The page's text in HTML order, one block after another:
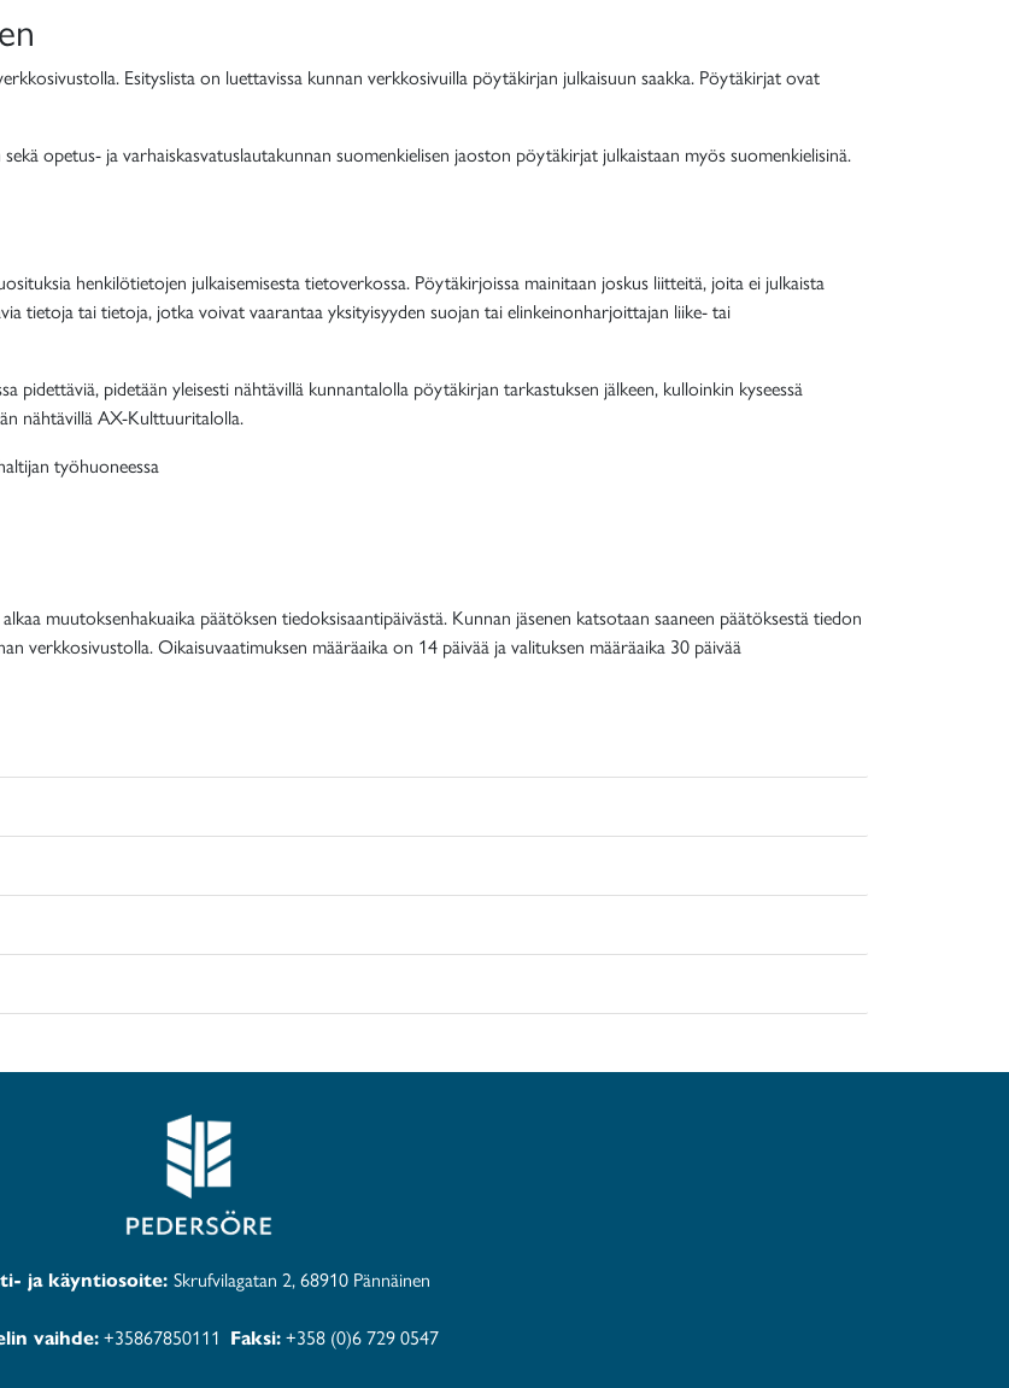
Esityslista on luettavissa kunnan verkkosivuilla pöytäkirjan julkaisuun saakka. Pöytäkirjat ovat
opetus- ja varhaiskasvatuslautakunnan suomenkielisen jaoston pöytäkirjat julkaistaan myös suomenkielisinä.
henkilötietojen julkaisemisesta tietoverkossa. Pöytäkirjoissa mainitaan joskus liitteitä, joita ei julkaista
tietoja tai tietoja, jotka voivat vaarantaa yksityisyyden suojan tai elinkeinonharjoittajan liike- tai
pidettäviä, pidetään yleisesti nähtävillä kunnantalolla pöytäkirjan tarkastuksen jälkeen, kulloinkin kyseessä
nähtävillä AX-Kulttuuritalolla.
työhuoneessa
muutoksenhakuaika päätöksen tiedoksisaantipäivästä. Kunnan jäsenen katsotaan saaneen päätöksestä tiedon
verkkosivustolla. Oikaisuvaatimuksen määräaika on 14 päivää ja valituksen määräaika 30 päivää
ja käyntiosoite: Skrufvilagatan 2, 68910 Pännäinen
vaihde:+35867850111 Faksi:+358 (0)6 729 0547